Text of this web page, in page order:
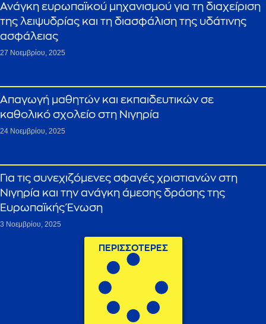
Ανάγκη ευρωπαϊκού μηχανισμού για τη διαχείριση
της λειψυδρίας και τη διασφάλιση της υδάτινης
ασφάλειας
27 Νοεμβρίου, 2025
Απαγωγή μαθητών και εκπαιδευτικών σε
καθολικό σχολείο στη Νιγηρία
24 Νοεμβρίου, 2025
Για τις συνεχιζόμενες σφαγές χριστιανών στη
Νιγηρία και την ανάγκη άμεσης δράσης της
Ευρωπαϊκής Ένωση
3 Νοεμβρίου, 2025
ΠΕΡΙΣΣΟΤΕΡΕΣ